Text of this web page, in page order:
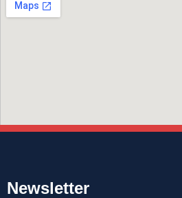
Newsletter